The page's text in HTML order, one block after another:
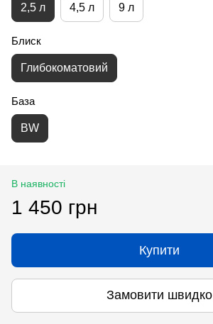
2,5 л 4,5 л 9 л
Блиск
Глибокоматовий
База
BW
В наявності
1 450 грн
Купити
Замовити швидко